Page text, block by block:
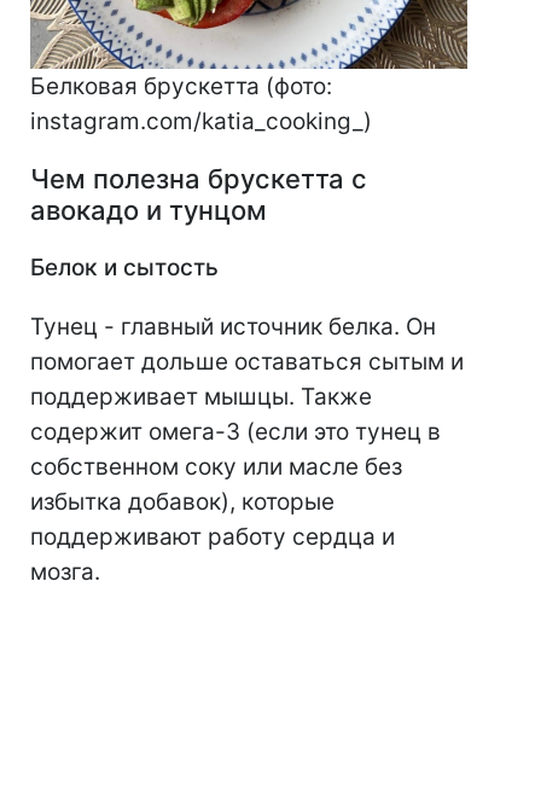
Белковая брускетта (фото:
instagram.com/katia_cooking_)
Чем полезна брускетта с
авокадо и тунцом
Белок и сытость
Тунец - главный источник белка. Он
помогает дольше оставаться сытым и
поддерживает мышцы. Также
содержит омега-3 (если это тунец в
собственном соку или масле без
избытка добавок), которые
поддерживают работу сердца и
мозга.